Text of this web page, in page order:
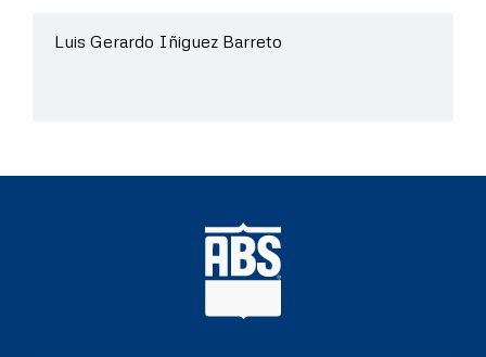
Luis Gerardo Iñiguez Barreto